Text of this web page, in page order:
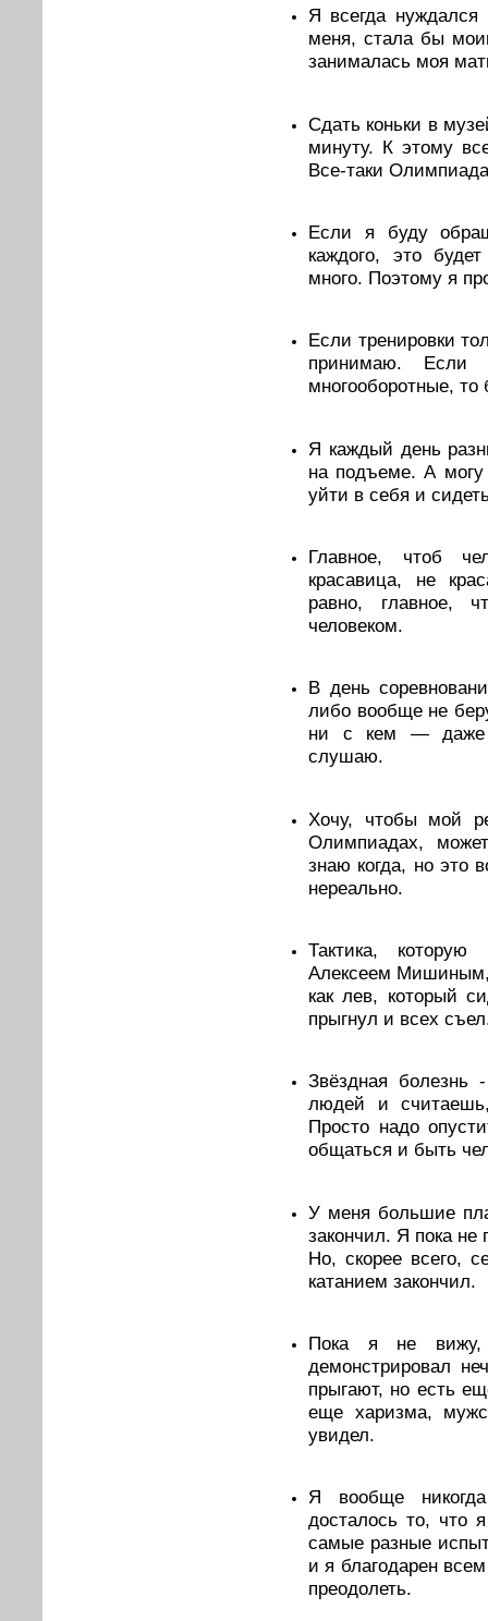
Я всегда
меня, стала бы
занималась моя
Сдать коньки в
минуту. К этому
Все-таки
Если я буду
каждого, это
много. Поэтому я
Если тренировки
принимаю. Если
многооборотные,
Я каждый день
на подъеме. А могу
уйти в себя и
Главное, чтоб
красавица, нe
равно, главное,
человеком.
В день
либо вообще не
ни с кем — даже
слушаю.
Хочу, чтобы мой
Олимпиадах,
знаю когда, но это
нереально.
Тактика,
Алексеем Мишиным,
как лев, который
прыгнул и всех
Звёздная болезнь
людей и
Просто надо
общаться и быть
У меня большие
закончил. Я пока
Но, скорее всего,
катанием закончил.
Пока я не вижу,
демонстрировал
прыгают, но есть
еще харизма,
увидел.
Я вообще
досталось то,
самые разные
и я благодарен
преодолеть.